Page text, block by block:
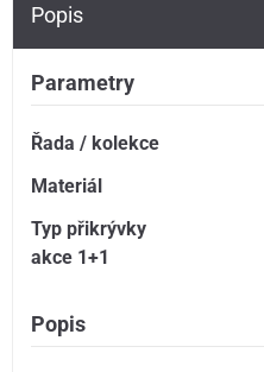
Popis
Parametry
Řada / kolekce
Materiál
Typ přikrývky
akce 1+1
Popis